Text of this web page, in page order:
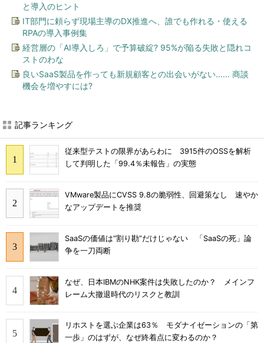
と導入のヒント
IT部門に頼らず現場主導のDX推進へ、誰でも作れる・使える
RPAの導入事例集
経営層の「AI導入しろ」で予算破綻? 95%が陥る失敗と隠れコ
ストのわな
良いSaaS製品を作っても新規顧客との出会いがない...... 商談
機会を増やすには?
記事ランキング
従来型テストの限界があらわに 3915件のOSSを解析
して判明した「99.4％未報告」の実態
VMware製品にCVSS 9.8の脆弱性、回避策なし 速やか
なアップデートを推奨
SaaSの価値は“割り勘”だけじゃない 「SaaSの死」論
争を一刀両断
なぜ、日本IBMのNHK案件は失敗したのか？ メインフ
レーム大撤退時代のリスクと教訓
リホストを選ぶ企業は63％ モダナイゼーションの「第
一歩」のはずが、なぜ終着点に変わるのか？